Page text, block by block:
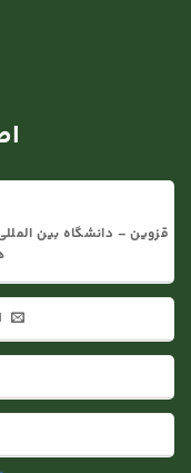
قزوین – دانشگاه بین